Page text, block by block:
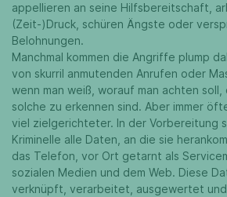
appellieren an seine Hilfsbereitschaft,
(Zeit-)Druck, schüren Ängste oder
Belohnungen.
Manchmal kommen die Angriffe plump
von skurril anmutenden Anrufen oder
wenn man weiß, worauf man achten soll,
solche zu erkennen sind. Aber immer
viel zielgerichteter. In der Vorbereitung
Kriminelle alle Daten, an die sie
das Telefon, vor Ort getarnt als
sozialen Medien und dem Web. Diese
verknüpft, verarbeitet, ausgewertet und